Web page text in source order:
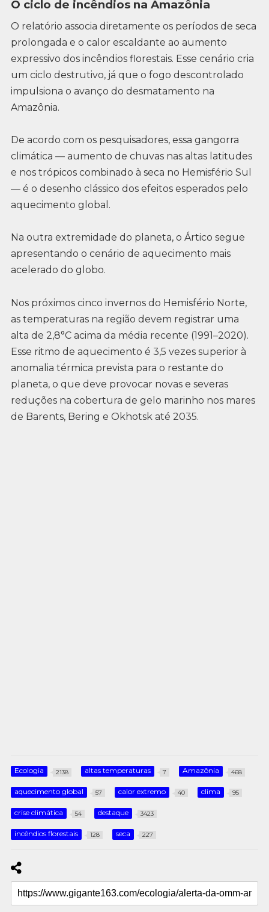
O ciclo de incêndios na Amazônia
O relatório associa diretamente os períodos de seca
prolongada e o calor escaldante ao aumento
expressivo dos incêndios florestais. Esse cenário cria
um ciclo destrutivo, já que o fogo descontrolado
impulsiona o avanço do desmatamento na
Amazônia.
De acordo com os pesquisadores, essa gangorra
climática — aumento de chuvas nas altas latitudes
e nos trópicos combinado à seca no Hemisfério Sul
— é o desenho clássico dos efeitos esperados pelo
aquecimento global.
Na outra extremidade do planeta, o Ártico segue
apresentando o cenário de aquecimento mais
acelerado do globo.
Nos próximos cinco invernos do Hemisfério Norte,
as temperaturas na região devem registrar uma
alta de 2,8°C acima da média recente (1991–2020).
Esse ritmo de aquecimento é 3,5 vezes superior à
anomalia térmica prevista para o restante do
planeta, o que deve provocar novas e severas
reduções na cobertura de gelo marinho nos mares
de Barents, Bering e Okhotsk até 2035.
Ecologia 2138 altas temperaturas 7 Amazônia 468
aquecimento global 57 calor extremo 40 clima 95
crise climática 54 destaque 3423
incêndios florestais 128 seca 227